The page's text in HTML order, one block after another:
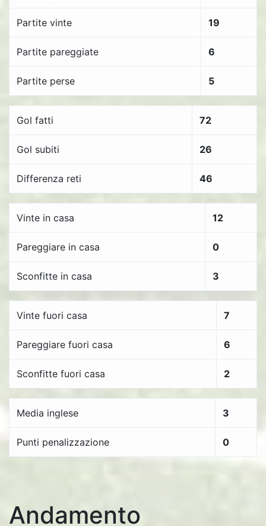
Partite vinte 19
Partite pareggiate 6
Partite perse 5
Gol fatti 72
Gol subiti 26
Differenza reti 46
Vinte in casa 12
Pareggiare in casa 0
Sconfitte in casa 3
Vinte fuori casa 7
Pareggiare fuori casa 6
Sconfitte fuori casa 2
Media inglese 3
Punti penalizzazione 0
Andamento